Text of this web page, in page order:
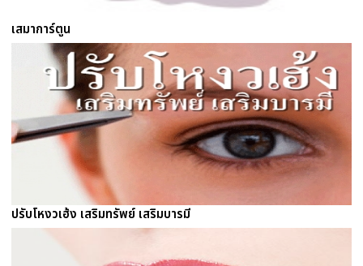
เสมาการ์ตูน
ปรับโหงวเฮ้ง เสริมทรัพย์ เสริมบารมี